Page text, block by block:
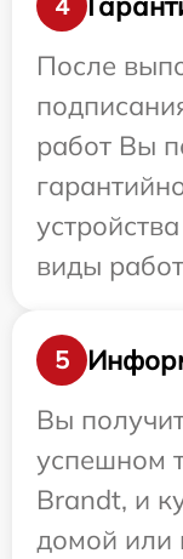
После
работ Вы
виды
5
Вы
успешном
Brandt, и
домой или